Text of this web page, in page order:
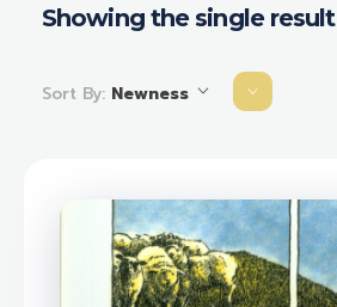
Showing the single result
Sort By: Newness